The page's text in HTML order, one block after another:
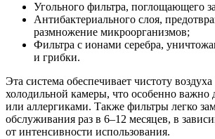
Угольного фильтра, поглощающего
Антибактериального слоя,
размножение микроорганизмов;
Фильтра с ионами серебра,
и грибки.
Эта система обеспечивает чистоту
холодильной камеры, что особенно важно
или аллергиками. Также фильтры легко
обслуживания раз в 6–12 месяцев, в
от интенсивности использования.